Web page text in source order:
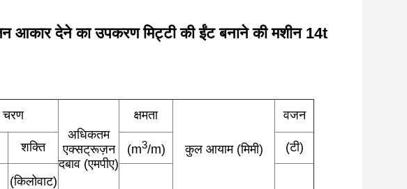
आकार देने का उपकरण मिट्टी की ईंट बनाने की मशीन 14t
चरण
अधिकतम
एक्सट्रूज़न
दबाव (एमपीए)
क्षमता
कुल आयाम (मिमी)
वजन
शक्ति (m3/m) (टी)
(किलोवाट)